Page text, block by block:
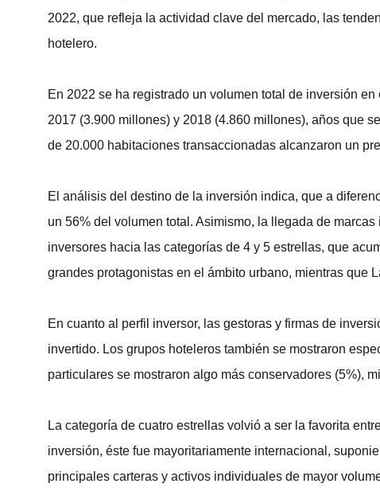
2022, que refleja la actividad clave del mercado, las
hotelero.
En 2022 se ha registrado un volumen total de inversión
2017 (3.900 millones) y 2018 (4.860 millones), años que
de 20.000 habitaciones transaccionadas alcanzaron un
El análisis del destino de la inversión indica, que a
un 56% del volumen total. Asimismo, la llegada de
inversores hacia las categorías de 4 y 5 estrellas, que
grandes protagonistas en el ámbito urbano, mientras que
En cuanto al perfil inversor, las gestoras y firmas de
invertido. Los grupos hoteleros también se mostraron
particulares se mostraron algo más conservadores (5%),
La categoría de cuatro estrellas volvió a ser la favorita
inversión, éste fue mayoritariamente internacional,
principales carteras y activos individuales de mayor